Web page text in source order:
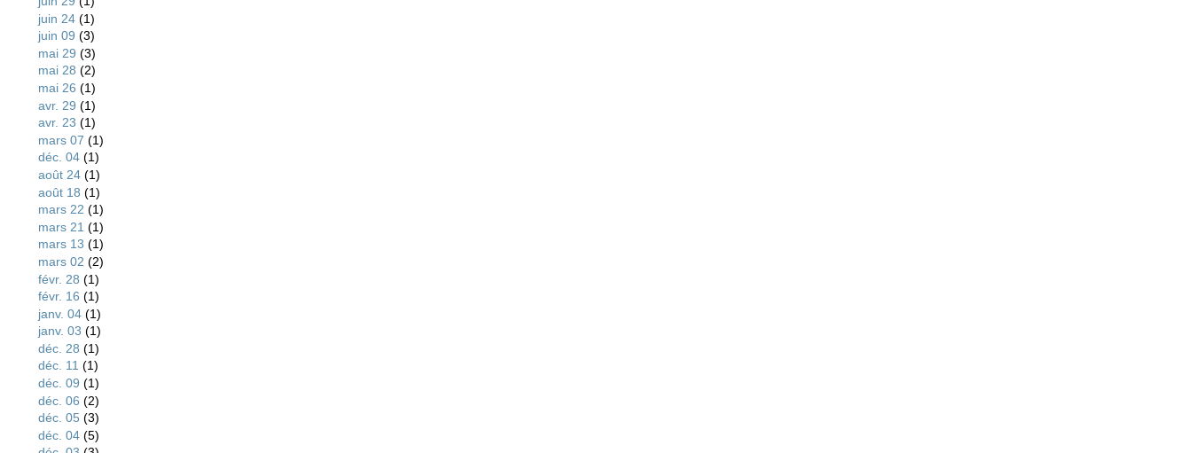
juin 24 (1)
juin 09 (3)
mai 29 (3)
mai 28 (2)
mai 26 (1)
avr. 29 (1)
avr. 23 (1)
mars 07 (1)
déc. 04 (1)
août 24 (1)
août 18 (1)
mars 22 (1)
mars 21 (1)
mars 13 (1)
mars 02 (2)
févr. 28 (1)
févr. 16 (1)
janv. 04 (1)
janv. 03 (1)
déc. 28 (1)
déc. 11 (1)
déc. 09 (1)
déc. 06 (2)
déc. 05 (3)
déc. 04 (5)